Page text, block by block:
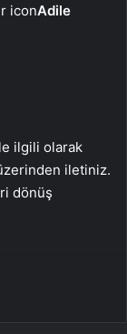
Adile
ilgili olarak
iletiniz.
dönüş